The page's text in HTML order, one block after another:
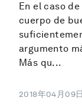
En el caso
cuerpo de
argumento
Más qu...
2018年04月09日